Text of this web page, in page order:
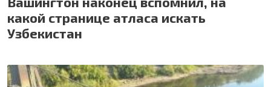
какой странице атласа искать
Узбекистан